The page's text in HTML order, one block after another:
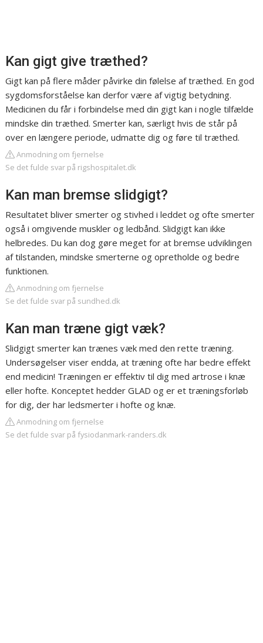
Kan gigt give træthed?
Gigt kan på flere måder påvirke din følelse af træthed. En god
sygdomsforståelse kan derfor være af vigtig betydning.
Medicinen du får i forbindelse med din gigt kan i nogle tilfælde
mindske din træthed. Smerter kan, særligt hvis de står på
over en længere periode, udmatte dig og føre til træthed.
Anmodning om fjernelse
Se det fulde svar på rigshospitalet.dk
Kan man bremse slidgigt?
Resultatet bliver smerter og stivhed i leddet og ofte smerter
også i omgivende muskler og ledbånd. Slidgigt kan ikke
helbredes. Du kan dog gøre meget for at bremse udviklingen
af tilstanden, mindske smerterne og opretholde og bedre
funktionen.
Anmodning om fjernelse
Se det fulde svar på sundhed.dk
Kan man træne gigt væk?
Slidgigt smerter kan trænes væk med den rette træning.
Undersøgelser viser endda, at træning ofte har bedre effekt
end medicin! Træningen er effektiv til dig med artrose i knæ
eller hofte. Konceptet hedder GLAD og er et træningsforløb
for dig, der har ledsmerter i hofte og knæ.
Anmodning om fjernelse
Se det fulde svar på fysiodanmark-randers.dk